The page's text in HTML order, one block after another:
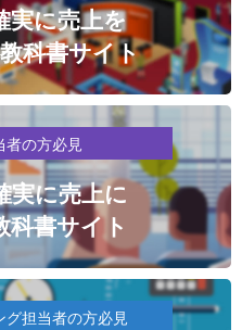
実に売上を
科書サイト
者の方必見
実に売上に
書サイト
グ担当者の方必見